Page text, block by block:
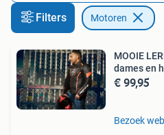
Filters Motoren
MOOIE
dames en
€ 99,95
Bezoek